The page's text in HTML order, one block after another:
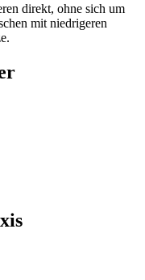
direkt, ohne sich um
mit niedrigeren